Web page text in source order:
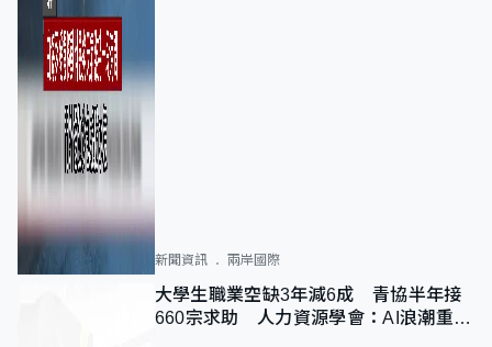
新聞資訊 兩岸國際
大學生職業空缺3年減6成 青協半年接
660宗求助 人力資源學會：AI浪潮重整